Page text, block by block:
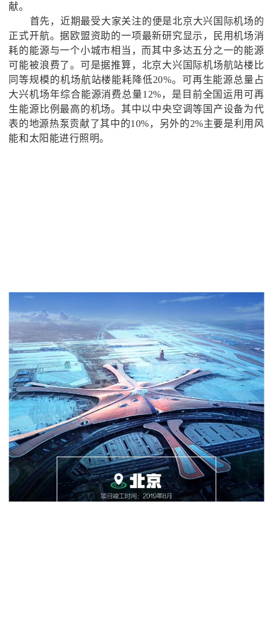
献。
首先，近期最受大家关注的便是北京大兴国际机场的
正式开航。据欧盟资助的一项最新研究显示，民用机场消
耗的能源与一个小城市相当，而其中多达五分之一的能源
可能被浪费了。 可是据推算，北京大兴国际机场航站楼比
同等规模的机场航站楼能耗降低20%。 可再生能源总量占
大兴机场年综合能源消费总量12%，是目前全国运用可再
生能源比例最高的机场。其中以中央空调等国产设备为代
表的地源热泵贡献了其中的10%，另外的2%主要是利用风
能和太阳能进行照明。